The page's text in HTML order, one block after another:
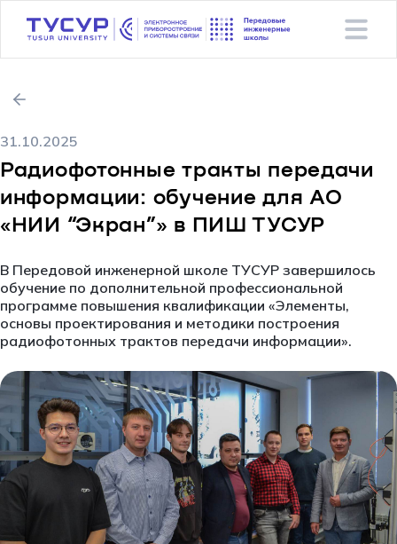
31.10.2025
Радиофотонные тракты передачи
информации: обучение для АО
«НИИ “Экран”» в ПИШ ТУСУР
В Передовой инженерной школе ТУСУР завершилось
обучение по дополнительной профессиональной
программе повышения квалификации «Элементы,
основы проектирования и методики построения
радиофотонных трактов передачи информации».